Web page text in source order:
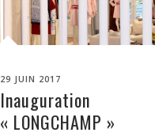
29 JUIN 2017
Inauguration
« LONGCHAMP »